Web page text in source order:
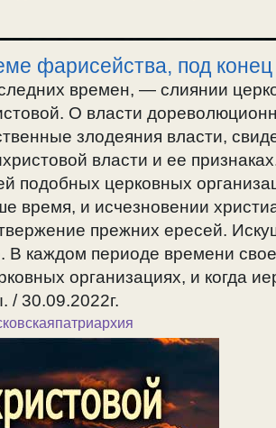
фарисейства, под
времен, — слиянии
О власти
злодеяния власти,
власти и ее
подобных церковных
и исчезновении
прежних ересей.
каждом периоде времени
организациях, и когда
/ 30.09.2022г.